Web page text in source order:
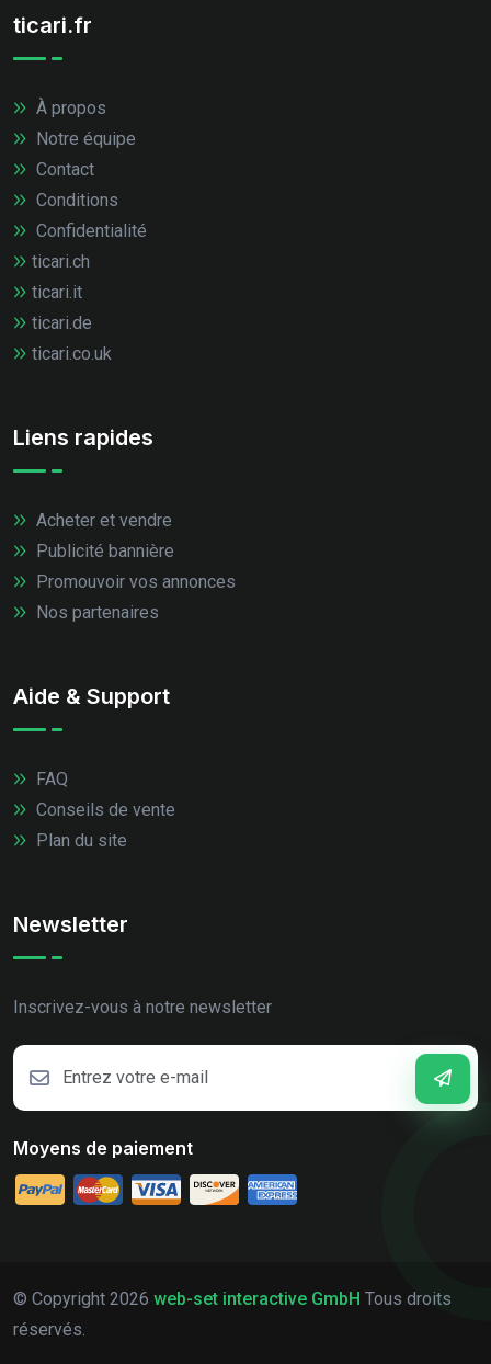
ticari.fr
À propos
Notre équipe
Contact
Conditions
Confidentialité
ticari.ch
ticari.it
ticari.de
ticari.co.uk
Liens rapides
Acheter et vendre
Publicité bannière
Promouvoir vos annonces
Nos partenaires
Aide & Support
FAQ
Conseils de vente
Plan du site
Newsletter
Inscrivez-vous à notre newsletter
Moyens de paiement
© Copyright 2026 web-set interactive GmbH Tous droits
réservés.